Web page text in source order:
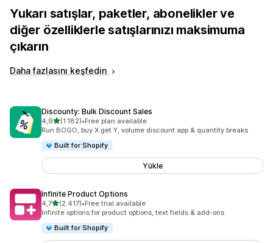
Yukarı satışlar, paketler, abonelikler ve
diğer özelliklerle satışlarınızı maksimuma
çıkarın
Daha fazlasını keşfedin
Discounty: Bulk Discount Sales
4,95 yıldız üzerinden
(1.182)
toplam 1182 değerlendirme
•Free plan available
Run BOGO, buy X get Y, volume discount app & quantity breaks
Built for Shopify
Yükle
Infinite Product Options
4,75 yıldız üzerinden
(2.417)
toplam 2417 değerlendirme
•Free trial available
Infinite options for product options, text fields & add-ons
Built for Shopify